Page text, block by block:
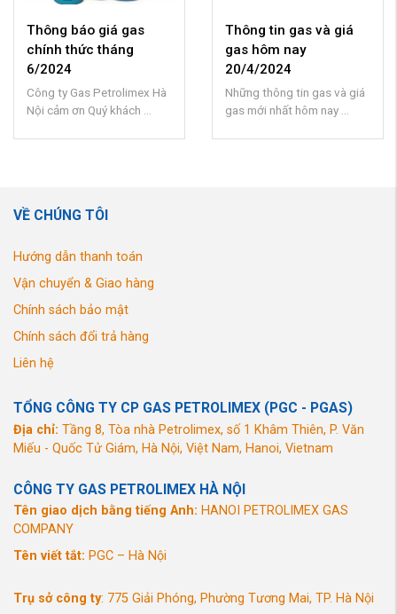
Thông báo giá gas
chính thức tháng
6/2024
Công ty Gas Petrolimex Hà
Nội cảm ơn Quý khách ...
Thông tin gas và giá
gas hôm nay
20/4/2024
Những thông tin gas và giá
gas mới nhất hôm nay ...
VỀ CHÚNG TÔI
Hướng dẫn thanh toán
Vận chuyển & Giao hàng
Chính sách bảo mật
Chính sách đổi trả hàng
Liên hệ
TỔNG CÔNG TY CP GAS PETROLIMEX (PGC - PGAS)
Địa chỉ: Tầng 8, Tòa nhà Petrolimex, số 1 Khâm Thiên, P. Văn
Miếu - Quốc Tử Giám, Hà Nội, Việt Nam, Hanoi, Vietnam
CÔNG TY GAS PETROLIMEX HÀ NỘI
Tên giao dịch bằng tiếng Anh: HANOI PETROLIMEX GAS
COMPANY
Tên viết tắt: PGC – Hà Nội
Trụ sở công ty: 775 Giải Phóng, Phường Tương Mai, TP. Hà Nội